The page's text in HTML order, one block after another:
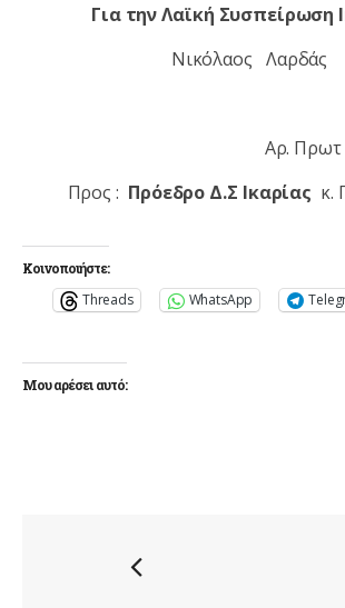
Για την Λαϊκή Συσπείρωση
Νικόλαος Λαρδάς
Αρ. Πρωτ
Προς : Πρόεδρο Δ.Σ Ικαρίας κ.
Κοινοποιήστε:
Threads WhatsApp
Μου αρέσει αυτό: